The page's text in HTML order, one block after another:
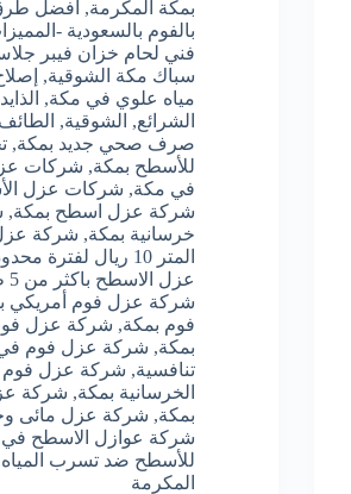
بمكة المكرمة, أفضل
بالفوم بالسعودية -
فني لحام خزان فيبر
سباك مكة الشوقية,
مياه علوي في مكة,
الشرائع, الشوقية, الطائف
صرف صحي جديد بمكة,
للأسطح بمكة, شركات
في مكة, شركات عزل
شركة عزل اسطح بمكة,
خرسانية بمكة, شركة
المتر 10 ريال لفترة محدودة بمكة
عزل الاسطح باكثر من 5 طرق متعددة بمكة
شركة عزل فوم أمريكي
فوم بمكة,
بمكة, شركة عزل فوم في
تنافسية, شركة عزل فوم
الخرسانية بمكة, شركة
بمكة, شركة عزل مائى
شركة عوازل الاسطح
للأسطح ضد تسرب المياه
المكرمة